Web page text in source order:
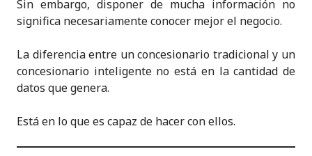
Sin embargo, disponer de mucha información no
significa necesariamente conocer mejor el negocio.
La diferencia entre un concesionario tradicional y un
concesionario inteligente no está en la cantidad de
datos que genera.
Está en lo que es capaz de hacer con ellos.